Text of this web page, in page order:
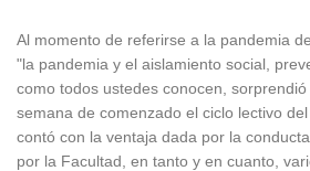
Al momento de referirse a la pandemia
"la pandemia y el aislamiento social,
como todos ustedes conocen,
semana de comenzado el ciclo lectivo
contó con la ventaja dada por la
por la Facultad, en tanto y en cuanto,